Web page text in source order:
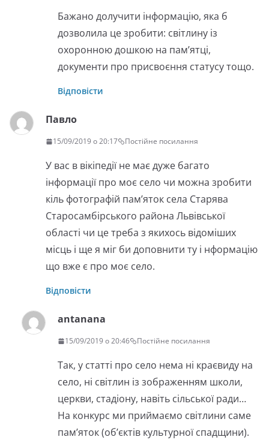
Бажано долучити інформацію, яка б
дозволила це зробити: світлину із
охоронною дошкою на пам’ятці,
документи про присвоєння статусу тощо.
Відповісти
Павло
15/09/2019 о 20:17 Постійне посилання
У вас в вікіпедії не має дуже багато
інформації про моє село чи можна зробити
кіль фотографій пам’яток села Старява
Старосамбірського района Львівської
області чи це треба з якихось відоміших
місць і ще я міг би доповнити ту і нформацію
що вже є про моє село.
Відповісти
antanana
15/09/2019 о 20:46 Постійне посилання
Так, у статті про село нема ні краєвиду на
село, ні світлин із зображенням школи,
церкви, стадіону, навіть сільської ради…
На конкурс ми приймаємо світлини саме
пам’яток (об’єктів культурної спадщини).